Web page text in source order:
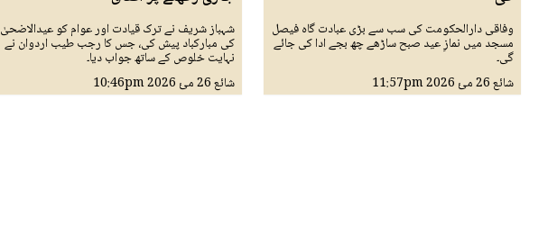
وفاقی دارالحکومت کی سب سے بڑی عبادت گاہ فیصل
مسجد میں نمازِ عید صبح ساڑھے چھ بجے ادا کی جائے
گی۔
شائع26 مئ 2026 11:57pm
شہباز شریف نے ترک قیادت اور عوام کو عیدالاضحیٰ
کی مبارکباد پیش کی، جس کا رجب طیب اردوان نے
نہایت خلوص کے ساتھ جواب دیا۔
شائع26 مئ 2026 10:46pm